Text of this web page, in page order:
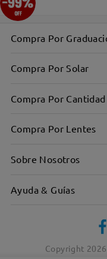
Compra Por
Compra Por Solar
Compra Por Cantidad
Compra Por Lentes
Sobre Nosotros
Ayuda & Guías
Copyright 2026